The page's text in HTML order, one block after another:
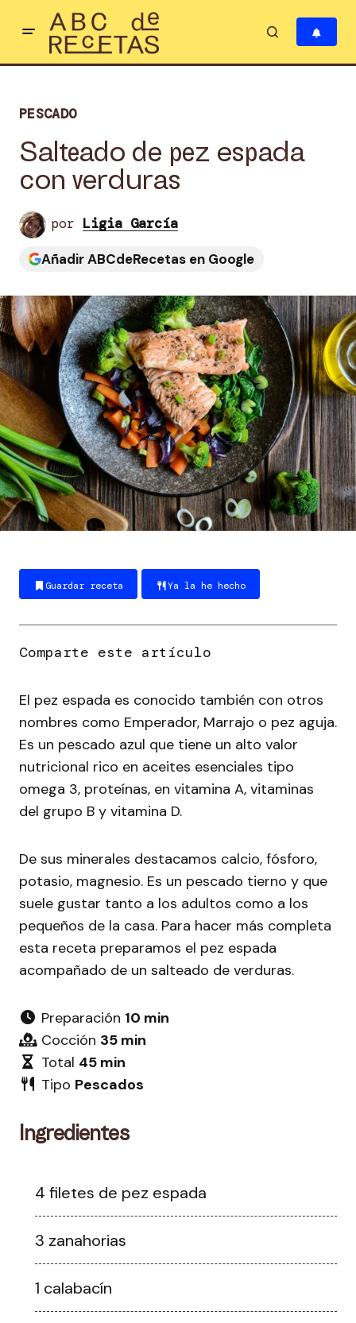
PESCADO
Salteado de pez espada
con verduras
por Ligia García
Añadir ABCdeRecetas en Google
Guardar receta Ya la he hecho
El pez espada es conocido también con otros
nombres como Emperador, Marrajo o pez aguja.
Es un pescado azul que tiene un alto valor
nutricional rico en aceites esenciales tipo
omega 3, proteínas, en vitamina A, vitaminas
del grupo B y vitamina D.
De sus minerales destacamos calcio, fósforo,
potasio, magnesio. Es un pescado tierno y que
suele gustar tanto a los adultos como a los
pequeños de la casa. Para hacer más completa
esta receta preparamos el pez espada
acompañado de un salteado de verduras.
Preparación 10 min
Cocción 35 min
Total 45 min
Tipo Pescados
Ingredientes
4 filetes de pez espada
3 zanahorias
1 calabacín